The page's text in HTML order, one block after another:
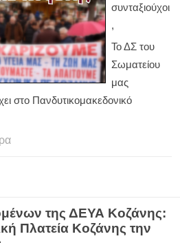
συνταξιούχοι
,
Το ΔΣ του
Σωματείου
μας
στο Πανδυτικομακεδονικό
της ΔΕΥΑ Κοζάνης:
Πλατεία Κοζάνης την